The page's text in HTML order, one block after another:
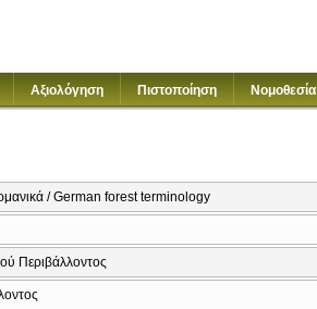
Αξιολόγηση Πιστοποίηση Νομοθεσία
/ German forest terminology
Περιβάλλοντος